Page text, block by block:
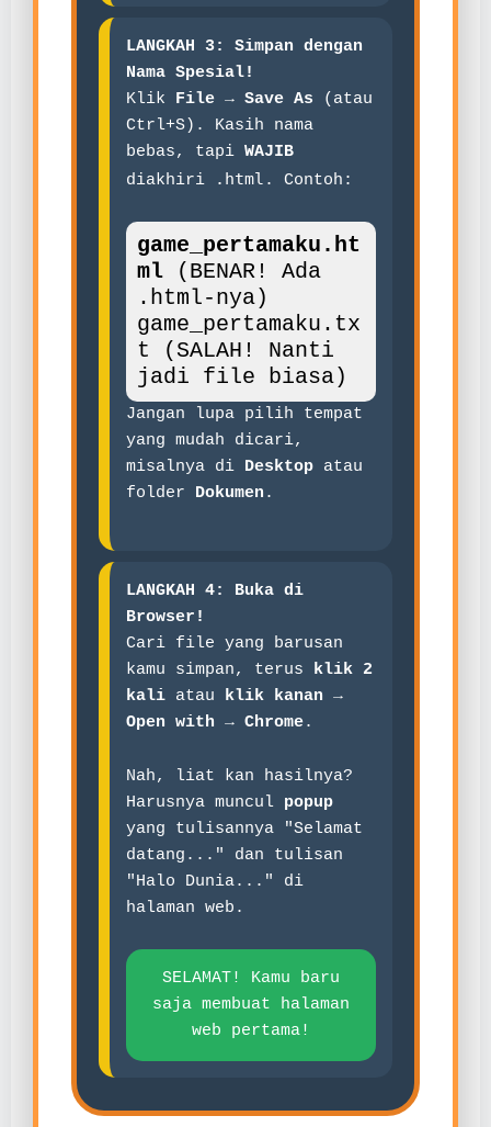
LANGKAH 3: Simpan dengan
Nama Spesial!
Klik File → Save As (atau
Ctrl+S). Kasih nama
bebas, tapi WAJIB
diakhiri
.html . Contoh:
game_pertamaku.ht
ml (BENAR! Ada
.html-nya)
game_pertamaku.tx
t (SALAH! Nanti
jadi file biasa)
Jangan lupa pilih tempat
yang mudah dicari,
misalnya di Desktop atau
folder Dokumen .
LANGKAH 4: Buka di
Browser!
Cari file yang barusan
kamu simpan, terus klik 2
kali atau klik kanan →
Open with → Chrome.
Nah, liat kan hasilnya?
Harusnya muncul popup
yang tulisannya "Selamat
datang..." dan tulisan
"Halo Dunia..." di
halaman web.
SELAMAT! Kamu baru
saja membuat halaman
web pertama!